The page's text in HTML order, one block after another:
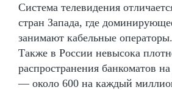
Система телевидения
стран Запада, где
занимают кабельные операторы.
Также в России невысока
распространения банкоматов
— около 600 на каждый